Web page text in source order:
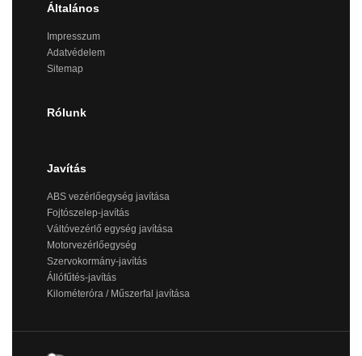
Általános
Impresszum
Adatvédelem
Sitemap
Rólunk
Javítás
ABS vezérlőegység javítása
Fojtószelep-javítás
Váltóvezérlő egység javítása
Motorvezérlőegység
Szervokormány-javítás
Állófűtés-javítás
Kilométeróra / Műszerfal javítása